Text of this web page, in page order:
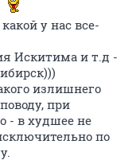
у нас все-
Искитима и т.д -
излишнего
при
- в худшее не
по